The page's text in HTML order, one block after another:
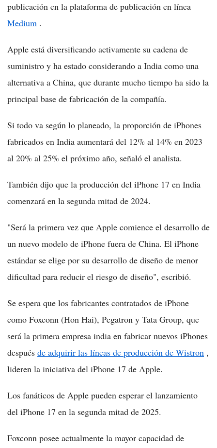
publicación en la plataforma de publicación en línea
Medium .
Apple está diversificando activamente su cadena de
suministro y ha estado considerando a India como una
alternativa a China, que durante mucho tiempo ha sido la
principal base de fabricación de la compañía.
Si todo va según lo planeado, la proporción de iPhones
fabricados en India aumentará del 12% al 14% en 2023
al 20% al 25% el próximo año, señaló el analista.
También dijo que la producción del iPhone 17 en India
comenzará en la segunda mitad de 2024.
"Será la primera vez que Apple comience el desarrollo de
un nuevo modelo de iPhone fuera de China. El iPhone
estándar se elige por su desarrollo de diseño de menor
dificultad para reducir el riesgo de diseño", escribió.
Se espera que los fabricantes contratados de iPhone
como Foxconn (Hon Hai), Pegatron y Tata Group, que
será la primera empresa india en fabricar nuevos iPhones
después de adquirir las líneas de producción de Wistron ,
lideren la iniciativa del iPhone 17 de Apple.
Los fanáticos de Apple pueden esperar el lanzamiento
del iPhone 17 en la segunda mitad de 2025.
Foxconn posee actualmente la mayor capacidad de